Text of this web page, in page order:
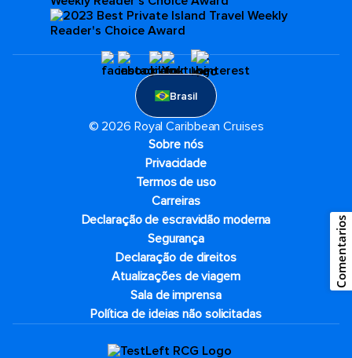
Brasil
© 2026 Royal Caribbean Cruises
Sobre nós
Privacidade
Termos de uso
Carreiras
Declaração de escravidão moderna
Segurança
Declaração de direitos
Atualizações de viagem
Sala de imprensa
Política de ideias não solicitadas
Comentarios